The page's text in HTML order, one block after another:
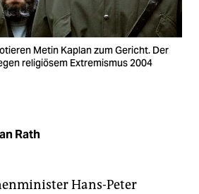
Metin Kaplan zum Gericht. Der
religiösem Extremismus 2004
Rath
Hans-Peter